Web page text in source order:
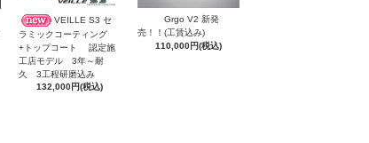
VEILLE S3 セ
ラミックコーティング
+トップコート 認定施
工店モデル 3年～耐
久 3工程研磨込み
132,000円(税込)
Grgo V2 新発
売！！(工賃込み)
110,000円(税込)